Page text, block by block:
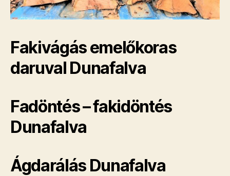
Fakivágás emelőkoras
daruval Dunafalva
Fadöntés – fakidöntés
Dunafalva
Ágdarálás Dunafalva